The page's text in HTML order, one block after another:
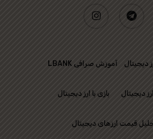
instagram telegram
دیجیتال آموزش صرافی LBANK
دیجیتال بازی با ارز دیجیتال
قیمت ارزهای دیجیتال